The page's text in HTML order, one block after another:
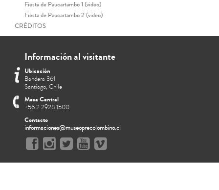
Fiesta de Paucartambo 1 (video)
Fiesta de Paucartambo 2 (video)
CRÉDITOS
Información al visitante
Ubicación
Bandera 361
Santiago, Chile
Mesa Central
+56 2 2928 1500
Contacto
informaciones@museoprecolombino.cl